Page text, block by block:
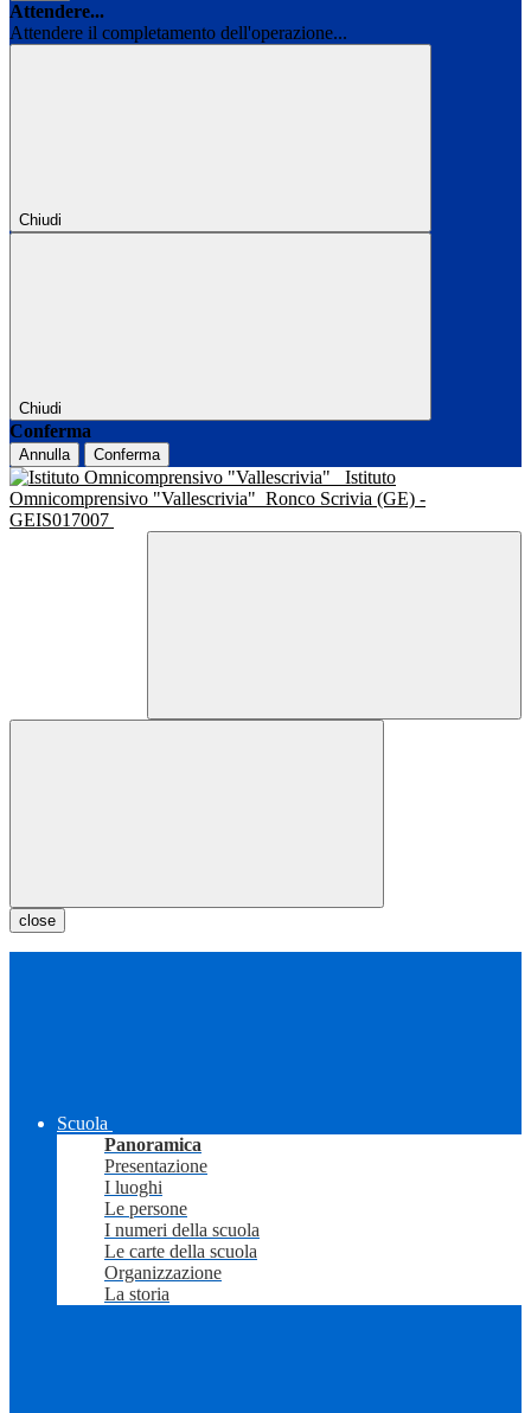
Attendere...
Attendere il completamento dell'operazione...
Chiudi
Chiudi
Conferma
Annulla Conferma
Istituto
Omnicomprensivo "Vallescrivia" Ronco Scrivia (GE) -
GEIS017007
close
Scuola
Panoramica
Presentazione
I luoghi
Le persone
I numeri della scuola
Le carte della scuola
Organizzazione
La storia